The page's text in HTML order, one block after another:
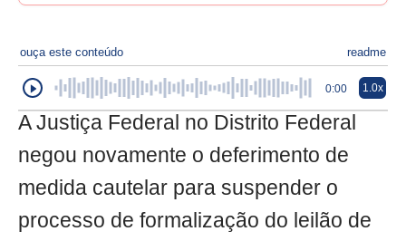
ouça este conteúdo readme
0:00 1.0x
A Justiça Federal no Distrito Federal
negou novamente o deferimento de
medida cautelar para suspender o
processo de formalização do leilão de